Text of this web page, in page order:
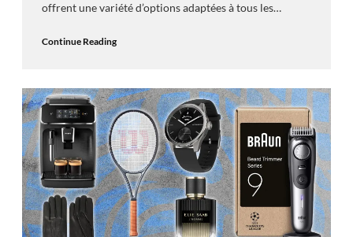
offrent une variété d’options adaptées à tous les…
Continue Reading